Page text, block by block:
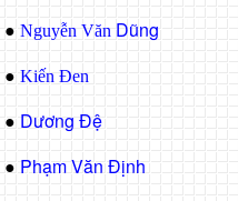
● Nguyễn Văn Dũng
● Kiến Đen
● Dương Đệ
● Phạm Văn Định